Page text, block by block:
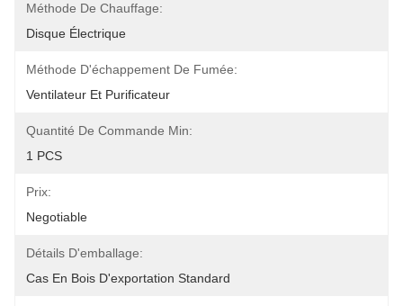
Méthode De Chauffage:
Disque Électrique
Méthode D'échappement De Fumée:
Ventilateur Et Purificateur
Quantité De Commande Min:
1 PCS
Prix:
Negotiable
Détails D'emballage:
Cas En Bois D'exportation Standard